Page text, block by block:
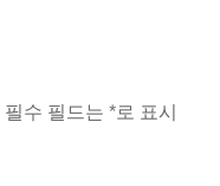
필수 필드는*로 표시